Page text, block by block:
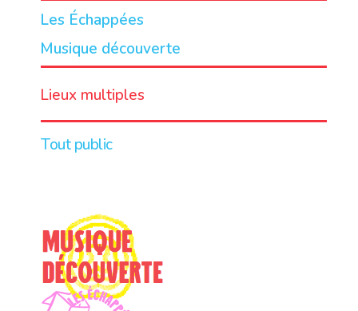
Les Échappées
Musique découverte
LIEU
Lieux multiples
Tout public